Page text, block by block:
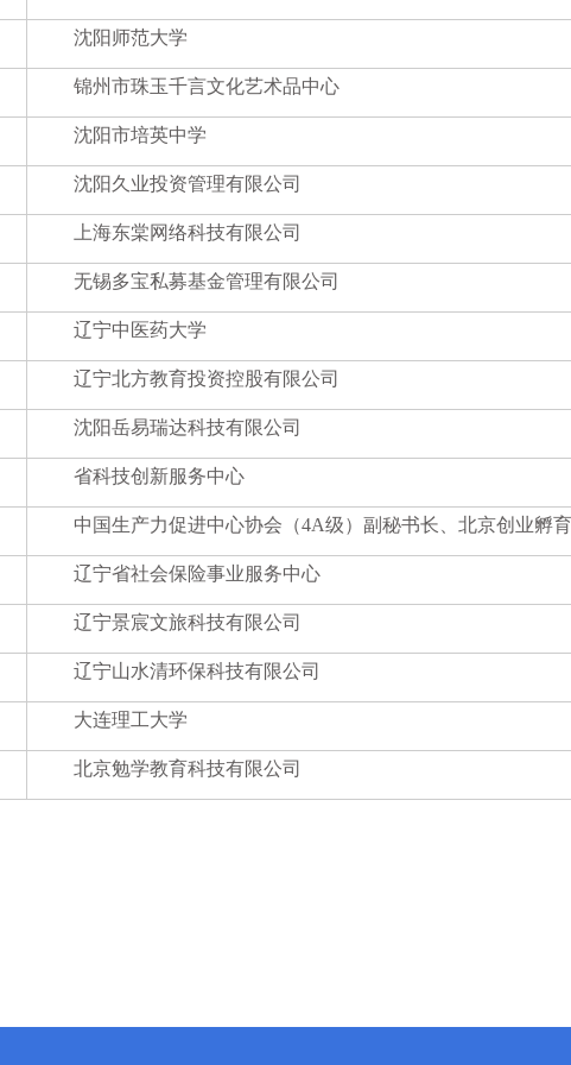
沈阳师范大学
锦州市珠玉千言文化艺术品中心
沈阳市培英中学
沈阳久业投资管理有限公司
上海东棠网络科技有限公司
无锡多宝私募基金管理有限公司
辽宁中医药大学
辽宁北方教育投资控股有限公司
沈阳岳易瑞达科技有限公司
省科技创新服务中心
中国生产力促进中心协会（4A级）副秘书长、北京创业孵
辽宁省社会保险事业服务中心
辽宁景宸文旅科技有限公司
辽宁山水清环保科技有限公司
大连理工大学
北京勉学教育科技有限公司